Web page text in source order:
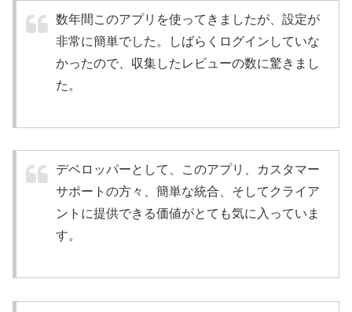
数年間このアプリを使ってきましたが、設定が
非常に簡単でした。しばらくログインしていな
かったので、収集したレビューの数に驚きまし
た。
デベロッパーとして、このアプリ、カスタマー
サポートの方々、簡単な統合、そしてクライア
ントに提供できる価値がとても気に入っていま
す。